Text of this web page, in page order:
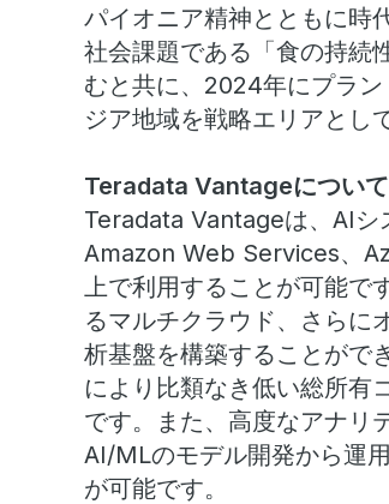
パイオニア精神とともに時
社会課題である「食の持続
むと共に、2024年にプラ
ジア地域を戦略エリアとし
Teradata Vantageについて
Teradata Vantageは、AIシ
Amazon Web Services、
上で利用することが可能で
るマルチクラウド、さらに
析基盤を構築することがで
により比類なき低い総所有
です。また、高度なアナリ
AI/MLのモデル開発から運
が可能です。